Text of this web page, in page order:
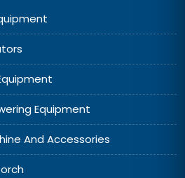
Equipment
And Accessories